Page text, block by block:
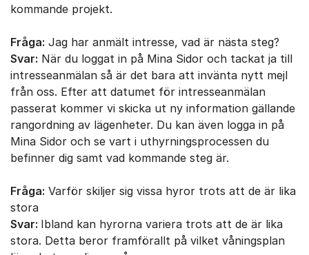
kommande projekt.
Fråga: Jag har anmält intresse, vad är nästa steg?
Svar: När du loggat in på Mina Sidor och tackat ja till
intresseanmälan så är det bara att invänta nytt mejl
från oss. Efter att datumet för intresseanmälan
passerat kommer vi skicka ut ny information gällande
rangordning av lägenheter. Du kan även logga in på
Mina Sidor och se vart i uthyrningsprocessen du
befinner dig samt vad kommande steg är.
Fråga: Varför skiljer sig vissa hyror trots att de är lika
stora
Svar: Ibland kan hyrorna variera trots att de är lika
stora. Detta beror framförallt på vilket våningsplan